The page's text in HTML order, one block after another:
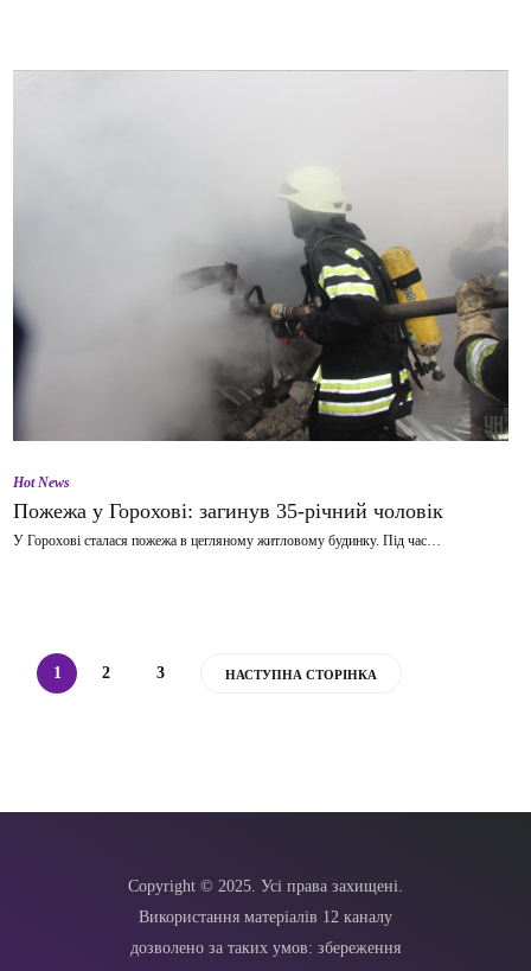
Hot News
Пожежа у Горохові: загинув 35-річний чоловік
У Горохові сталася пожежа в цегляному житловому будинку. Під час…
1 2 3 НАСТУПНА СТОРІНКА
Copyright © 2025. Усі права захищені.
Використання матеріалів 12 каналу
дозволено за таких умов: збереження